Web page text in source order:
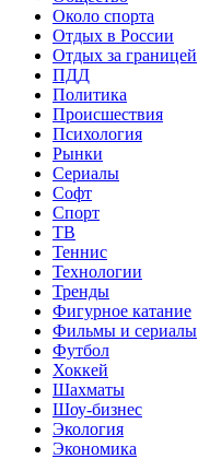
Около спорта
Отдых в России
Отдых за границей
ПДД
Политика
Происшествия
Психология
Рынки
Сериалы
Софт
Спорт
ТВ
Теннис
Технологии
Тренды
Фигурное катание
Фильмы и сериалы
Футбол
Хоккей
Шахматы
Шоу-бизнес
Экология
Экономика